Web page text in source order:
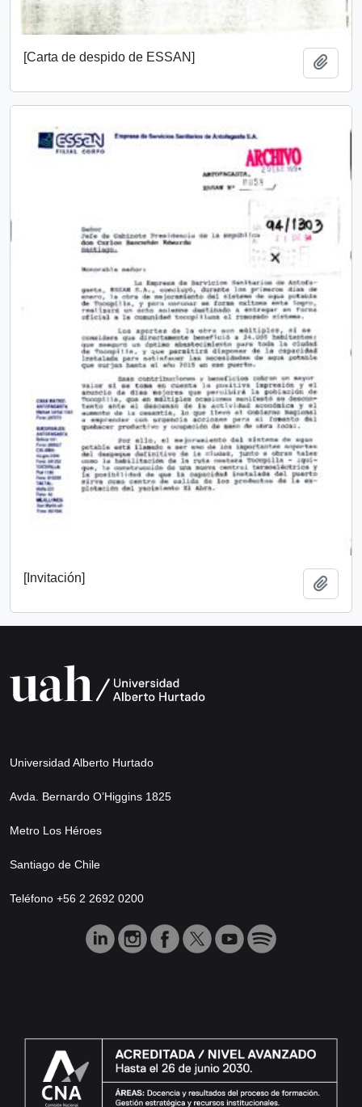
[Carta de despido de ESSAN]
[Invitación]
Universidad Alberto Hurtado
Avda. Bernardo O’Higgins 1825
Metro Los Héroes
Santiago de Chile
Teléfono +56 2 2692 0200